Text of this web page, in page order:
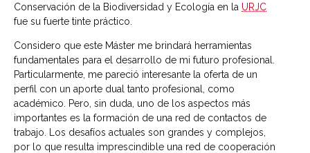
Conservación de la Biodiversidad y Ecología en la URJC
fue su fuerte tinte práctico.
Considero que este Máster me brindará herramientas
fundamentales para el desarrollo de mi futuro profesional.
Particularmente, me pareció interesante la oferta de un
perfil con un aporte dual tanto profesional, como
académico. Pero, sin duda, uno de los aspectos más
importantes es la formación de una red de contactos de
trabajo. Los desafíos actuales son grandes y complejos,
por lo que resulta imprescindible una red de cooperación